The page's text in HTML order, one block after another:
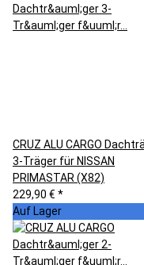
CRUZ ALU CARGO
3-Träger für NISSAN
PRIMASTAR (X82)
229,90 € *
Auf Lager